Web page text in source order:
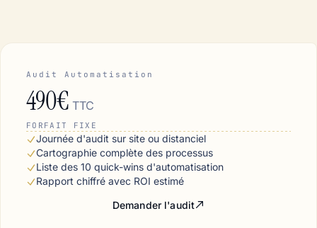
Audit Automatisation
490€TTC
FORFAIT FIXE
Journée d'audit sur site ou distanciel
Cartographie complète des processus
Liste des 10 quick-wins d'automatisation
Rapport chiffré avec ROI estimé
Demander l'audit